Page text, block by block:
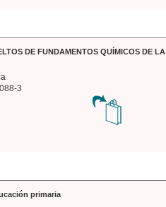
DE FUNDAMENTOS QUÍMICOS DE LA
3
primaria